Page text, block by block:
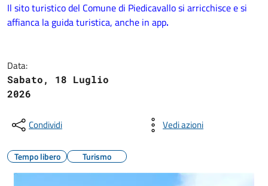
Il sito turistico del Comune di Piedicavallo si arricchisce e si
affianca la guida turistica, anche in app.
Data:
Sabato, 18 Luglio
2026
Condividi Vedi azioni
Tempo libero Turismo